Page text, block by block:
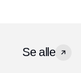
Se alle